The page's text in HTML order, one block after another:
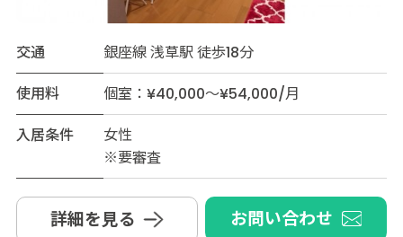
交通
銀座線 浅草駅 徒歩18分
使用料
個室：¥40,000～¥54,000/月
入居条件
女性
※要審査
詳細を見る お問い合わせ